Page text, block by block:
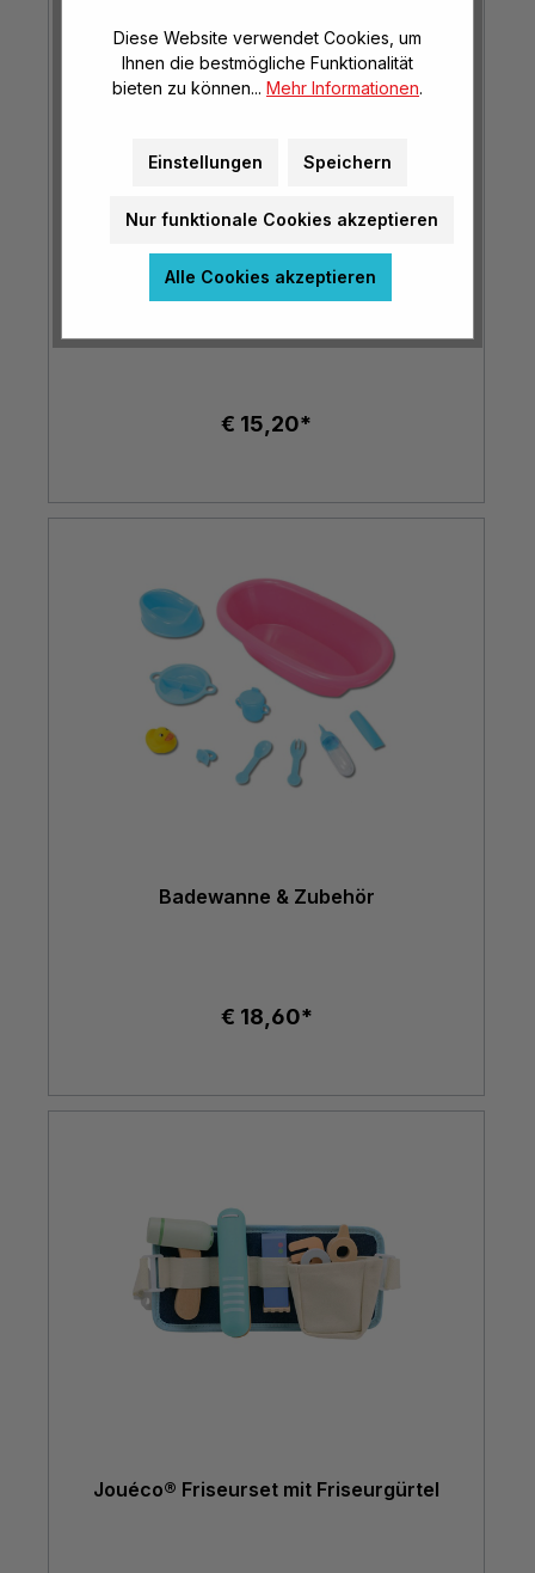
Puppenbekleidungsset Latzhose mit Shirt
€ 15,20*
Badewanne & Zubehör
€ 18,60*
Jouéco® Friseurset mit Friseurgürtel
Diese Website verwendet Cookies, um
Ihnen die bestmögliche Funktionalität
bieten zu können... Mehr Informationen.
Einstellungen Speichern
Nur funktionale Cookies akzeptieren
Alle Cookies akzeptieren